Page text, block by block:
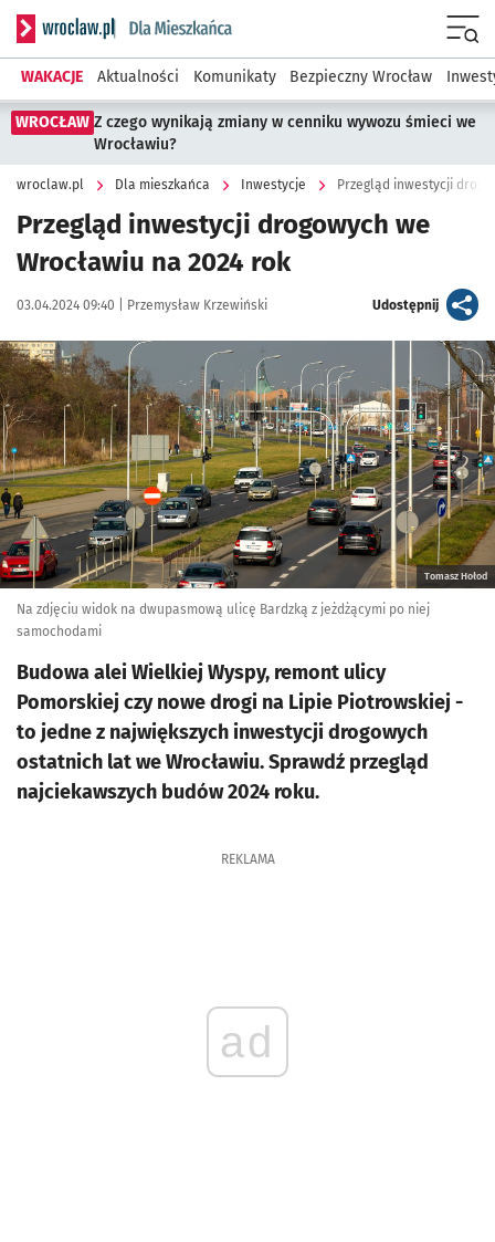
Serwis informacyjny wroclaw.pl podserwis: Dla mieszkańca
WAKACJE Aktualności Komunikaty Bezpieczny Wrocław
WROCŁAW Z czego wynikają zmiany w cenniku wywozu śmieci we
Wrocławiu?
wroclaw.pl Dla mieszkańca Inwestycje Przegląd inwestycji
Przegląd inwestycji drogowych we
Wrocławiu na 2024 rok
Data publikacji:
03.04.2024 09:40 | Autor:
Przemysław Krzewiński Udostępnijartykuł
Kliknij, aby zobaczyć galerię
Kliknij, aby powiększyć
Tomasz Hołod
Na zdjęciu widok na dwupasmową ulicę Bardzką z jeżdżącymi po niej
samochodami
Budowa alei Wielkiej Wyspy, remont ulicy
Pomorskiej czy nowe drogi na Lipie Piotrowskiej -
to jedne z największych inwestycji drogowych
ostatnich lat we Wrocławiu. Sprawdź przegląd
najciekawszych budów 2024 roku.
REKLAMA
ad